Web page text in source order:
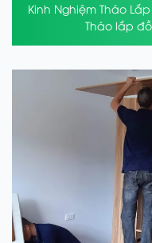
Kinh Nghiệm Tháo
Tháo lắp